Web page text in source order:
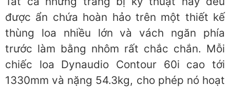
được ẩn chứa hoàn hảo trên một thiết kế
thùng loa nhiều lớn và vách ngăn phía
trước làm bằng nhôm rất chắc chắn. Mỗi
chiếc loa Dynaudio Contour 60i cao tới
1330mm và nặng 54.3kg, cho phép nó hoạt